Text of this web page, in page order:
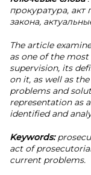
прокуратура,
закона,
The article
as one of the
supervision, its
on it, as well as
problems and
representation as
identified and
Keywords:
act of
current problems.